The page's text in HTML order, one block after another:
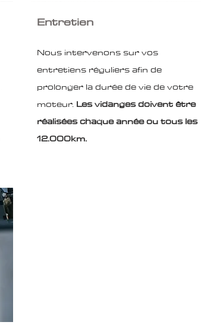
Entretien
Nous intervenons sur vos
entretiens réguliers afin de
prolonger la durée de vie de votre
moteur. Les vidanges doivent être
réalisées chaque année ou tous les
12.000km.